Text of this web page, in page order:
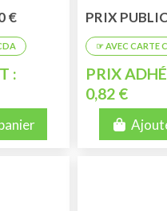
€
:
PRIX
PRIX
0,82 €